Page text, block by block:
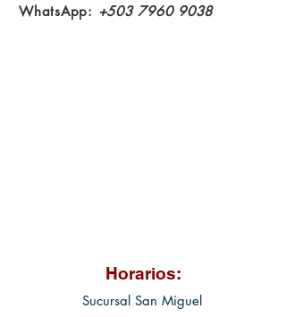
WhatsApp: +503 7960 9038
Horarios:
Sucursal San Miguel